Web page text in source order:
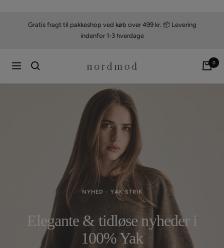
Gratis fragt til pakkeshop ved køb over 499 kr. 📦 Levering
indenfor 1-3 hverdage
Navigation nordmod 0
NYHED - YAK STRIK
Elegante & tidløse nyheder i
100% Yak